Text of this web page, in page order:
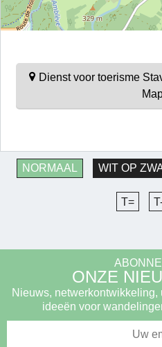
Dienst voor toerisme
NORMAAL WIT OP
T=
ONZE
Nieuws,
ideeën voor